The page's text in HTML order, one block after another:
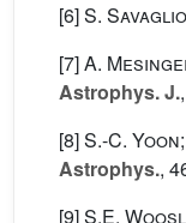
[6]S. Savaglio
[7]A.
Astrophys. J.
[8]S.-C.
Astrophys.,
[9]S.E.